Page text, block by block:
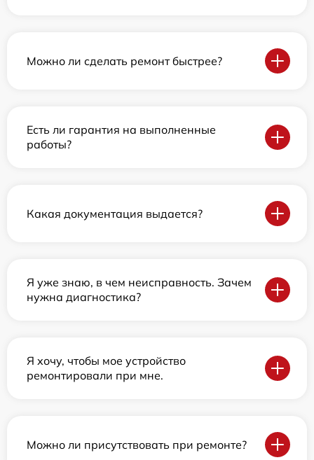
Можно ли сделать ремонт быстрее?
Есть ли гарантия на выполненные
работы?
Какая документация выдается?
Я уже знаю, в чем неисправность. Зачем
нужна диагностика?
Я хочу, чтобы мое устройство
ремонтировали при мне.
Можно ли присутствовать при ремонте?